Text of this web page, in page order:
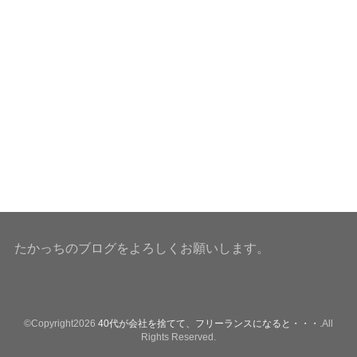
たかっちのブログをよろしくお願いします。
©Copyright2026 40代が会社を捨てて、フリーランスになると・・・
.All
Rights Reserved.